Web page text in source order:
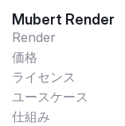
Mubert Render
Render
価格
ライセンス
ユースケース
仕組み